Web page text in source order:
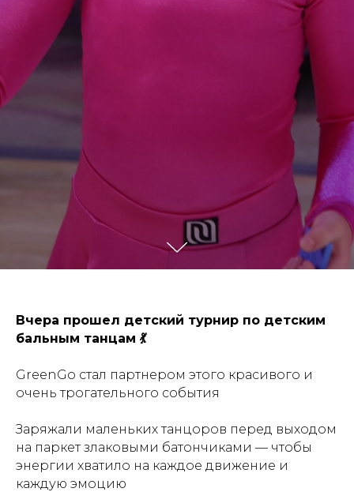
Вчера прошел детский турнир по детским
бальным танцам 💃
GreenGo стал партнером этого красивого и
очень трогательного события
Заряжали маленьких танцоров перед выходом
на паркет злаковыми батончиками — чтобы
энергии хватило на каждое движение и
каждую эмоцию